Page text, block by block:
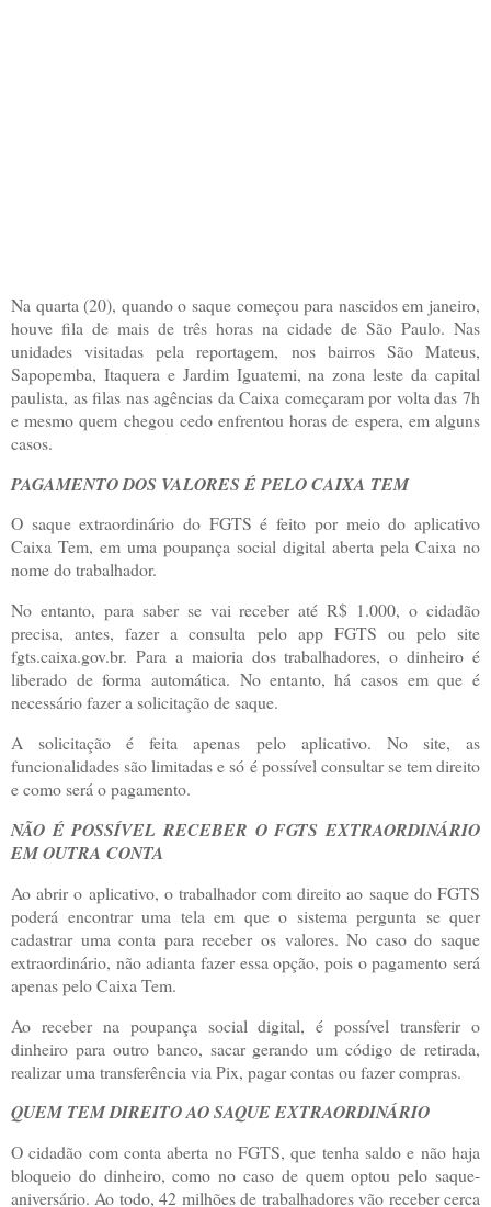
Na quarta (20), quando o saque começou para nascidos em janeiro,
houve fila de mais de três horas na cidade de São Paulo. Nas
unidades visitadas pela reportagem, nos bairros São Mateus,
Sapopemba, Itaquera e Jardim Iguatemi, na zona leste da capital
paulista, as filas nas agências da Caixa começaram por volta das 7h
e mesmo quem chegou cedo enfrentou horas de espera, em alguns
casos.
PAGAMENTO DOS VALORES É PELO CAIXA TEM
O saque extraordinário do FGTS é feito por meio do aplicativo
Caixa Tem, em uma poupança social digital aberta pela Caixa no
nome do trabalhador.
No entanto, para saber se vai receber até R$ 1.000, o cidadão
precisa, antes, fazer a consulta pelo app FGTS ou pelo site
fgts.caixa.gov.br. Para a maioria dos trabalhadores, o dinheiro é
liberado de forma automática. No entanto, há casos em que é
necessário fazer a solicitação de saque.
A solicitação é feita apenas pelo aplicativo. No site, as
funcionalidades são limitadas e só é possível consultar se tem direito
e como será o pagamento.
NÃO É POSSÍVEL RECEBER O FGTS EXTRAORDINÁRIO
EM OUTRA CONTA
Ao abrir o aplicativo, o trabalhador com direito ao saque do FGTS
poderá encontrar uma tela em que o sistema pergunta se quer
cadastrar uma conta para receber os valores. No caso do saque
extraordinário, não adianta fazer essa opção, pois o pagamento será
apenas pelo Caixa Tem.
Ao receber na poupança social digital, é possível transferir o
dinheiro para outro banco, sacar gerando um código de retirada,
realizar uma transferência via Pix, pagar contas ou fazer compras.
QUEM TEM DIREITO AO SAQUE EXTRAORDINÁRIO
O cidadão com conta aberta no FGTS, que tenha saldo e não haja
bloqueio do dinheiro, como no caso de quem optou pelo saque-
aniversário. Ao todo, 42 milhões de trabalhadores vão receber cerca